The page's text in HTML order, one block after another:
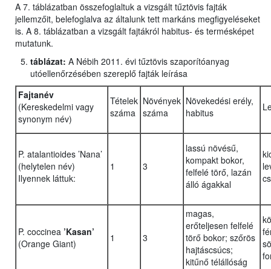
A 7. táblázatban összefoglaltuk a vizsgált tűztövis fajták
jellemzőit, belefoglalva az általunk tett markáns megfigyeléseket
is. A 8. táblázatban a vizsgált fajtákról habitus- és termésképet
mutatunk.
táblázat: A Nébih 2011. évi tűztövis szaporítóanyag
utóellenőrzésében szereplő fajták leírása
Fajtanév
(Kereskedelmi vagy
synonym név)
Tételek
száma
Növények
száma
Növekedési erély,
habitus
P. atalantioides ’Nana’
(helytelen név)
Ilyennek láttuk:
1 3
lassú növésű,
kompakt bokor,
felfelé törő, lazán
álló ágakkal
P. coccinea ’Kasan’
(Orange Giant)
1 3
magas,
erőteljesen felfelé
törő bokor; szőrös
hajtáscsúcs;
kitűnő télállóság